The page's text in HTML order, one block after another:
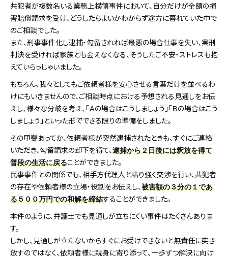
共犯者が複数名いる業務上横領事件において、自分だけが全額の損
害賠償請求を受け、どうしたらよいかわからず途方に暮れていた中で
のご相談でした。
また、刑事事件化し逮捕・勾留されれば最悪の場合仕事を失い、実刑
判決を受ければ家族とも会えなくなる、そうしたご不安・ストレスも抱
えていらっしゃいました。
もちろん、我々としてもご依頼者様を安心させる言葉だけを並べるわ
けにもいきませんので、ご相談時点における予想される見通しをお伝
えし、様々な分岐を考え、「Ａの場合はこうしましょう」「Ｂの場合はこう
しましょう」といった形でできる限りの準備をしました。
その甲斐あってか、依頼者様が突然逮捕されたときも、すぐにご連絡
いただき、勾留請求の却下を得て、逮捕から２日後には釈放を得て
普段の生活に戻ることができました。
民事事件との関係でも、相手方代理人と粘り強く交渉を行い、共犯者
の存在や依頼者様の立場・役割をお伝えし、被害額の３分の１であ
る５００万円での和解を締結することができました。
本件のように、弁護士でも見通しが立ちにくい事件はたくさんありま
す。
しかし、見通しが立たないからすぐにお受けできないと無責任に突き
放すのではなく、依頼者様に親身に寄り添って、一歩ずつ解決に向け